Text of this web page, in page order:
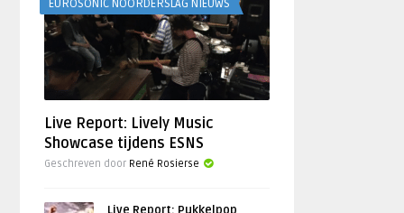
EUROSONIC NOORDERSLAG NIEUWS
Live Report: Lively Music
Showcase tijdens ESNS
Geschreven door René Rosierse